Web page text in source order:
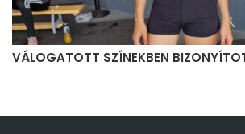
VÁLOGATOTT SZÍNEKBEN